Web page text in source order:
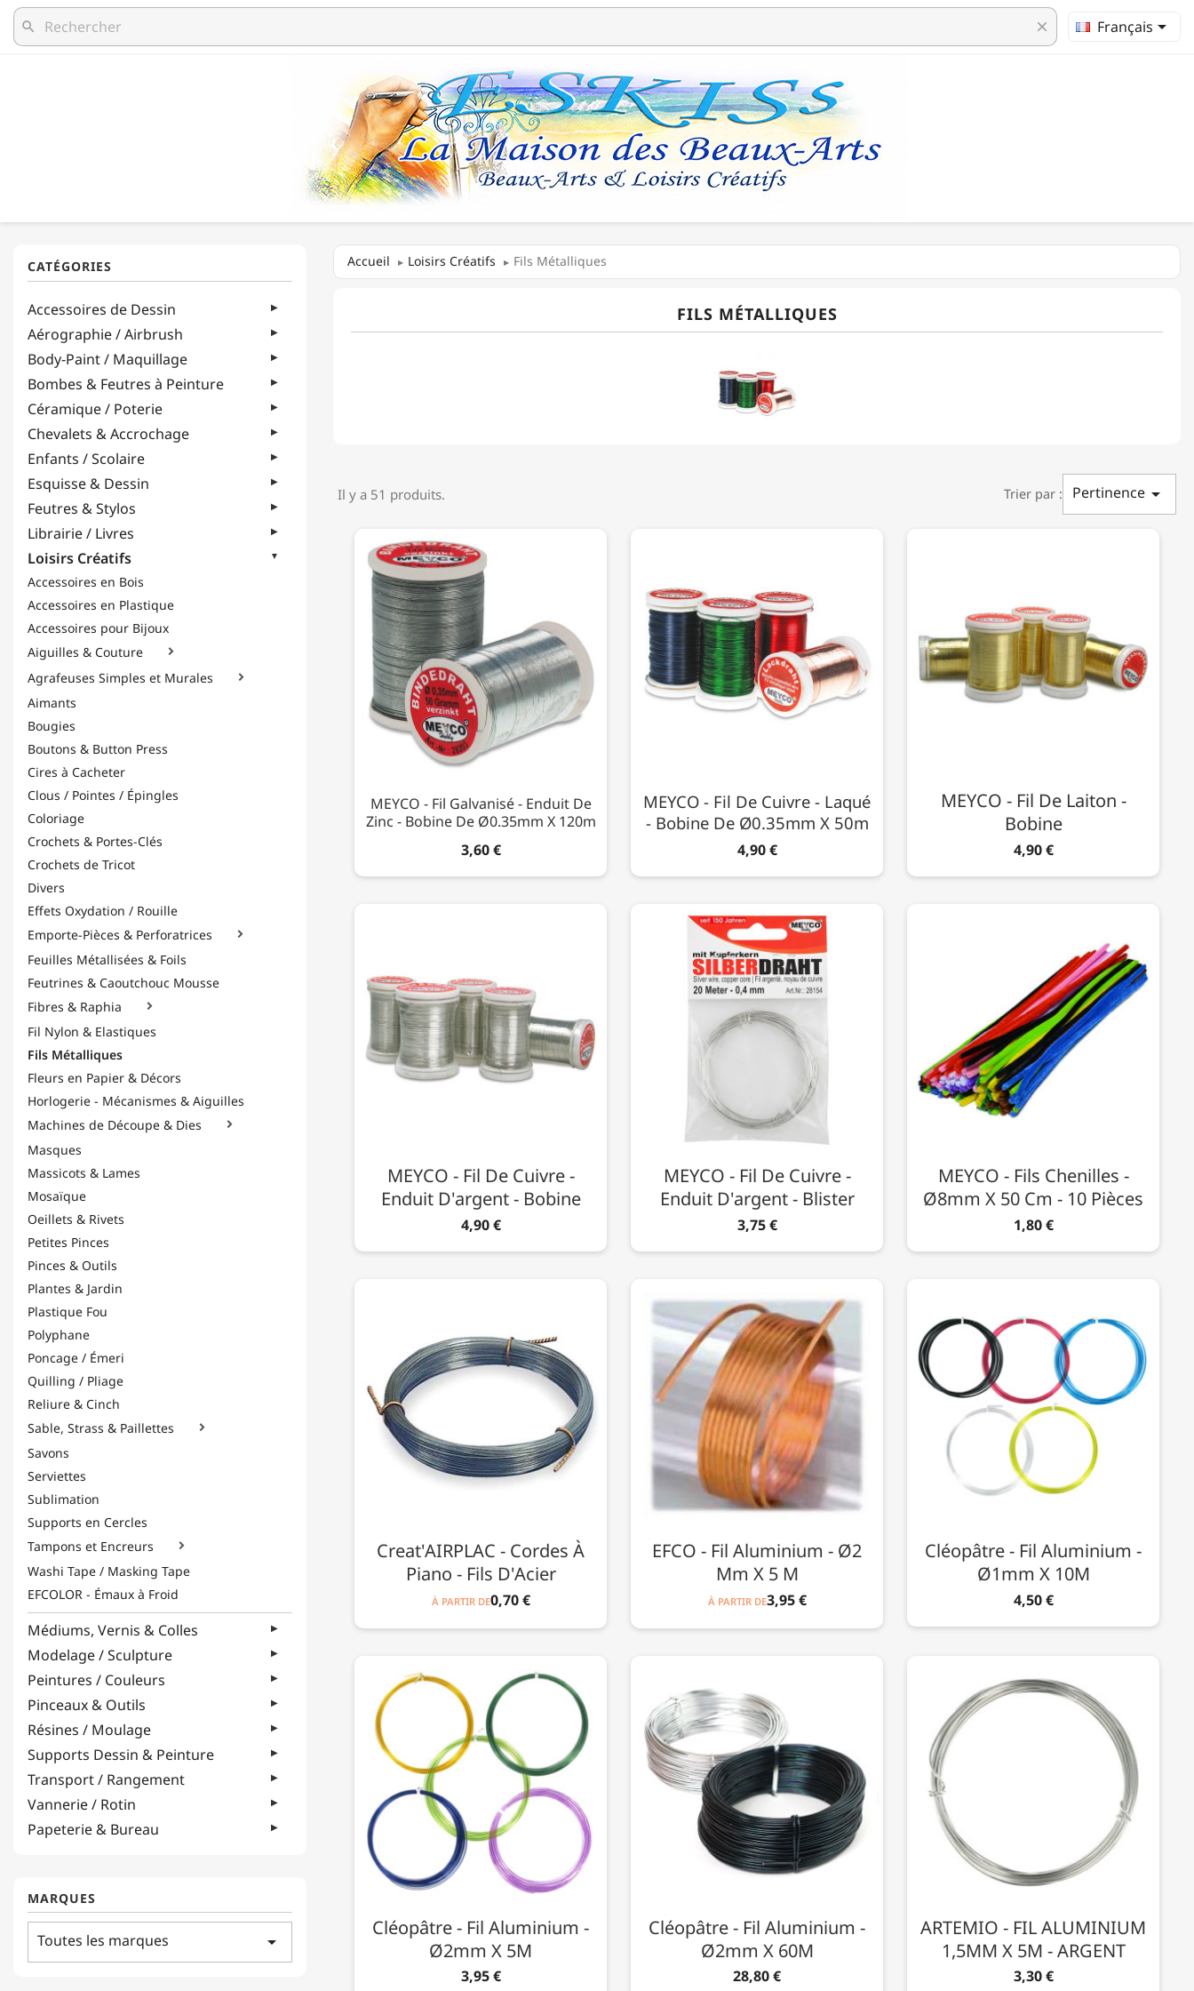
search clear Français
Accessoires de Dessin
Aérographie / Airbrush
Body-Paint / Maquillage
Bombes & Feutres à Peinture
Céramique / Poterie
Chevalets & Accrochage
Enfants / Scolaire
Esquisse & Dessin
Feutres & Stylos
Librairie / Livres
Loisirs Créatifs
Accessoires en Bois
Accessoires en Plastique
Accessoires pour Bijoux
Aiguilles & Couture

Agrafeuses Simples et Murales 
Aimants
Bougies
Boutons & Button Press
Cires à Cacheter
Clous / Pointes / Épingles
Coloriage
Crochets & Portes-Clés
Crochets de Tricot
Divers
Effets Oxydation / Rouille
Emporte-Pièces & Perforatrices

Feuilles Métallisées & Foils
Feutrines & Caoutchouc Mousse
Fibres & Raphia

Fil Nylon & Elastiques
Fils Métalliques
Fleurs en Papier & Décors
Horlogerie - Mécanismes & Aiguilles
Machines de Découpe & Dies

Masques
Massicots & Lames
Mosaïque
Oeillets & Rivets
Petites Pinces
Pinces & Outils
Plantes & Jardin
Plastique Fou
Polyphane
Poncage / Émeri
Quilling / Pliage
Reliure & Cinch
Sable, Strass & Paillettes

Savons
Serviettes
Sublimation
Supports en Cercles
Tampons et Encreurs

Washi Tape / Masking Tape
EFCOLOR - Émaux à Froid
Médiums, Vernis & Colles
Modelage / Sculpture
Peintures / Couleurs
Pinceaux & Outils
Résines / Moulage
Supports Dessin & Peinture
Transport / Rangement
Vannerie / Rotin
Papeterie & Bureau
MARQUES
Toutes les marques arrow_drop_down
Accueil Loisirs Créatifs Fils Métalliques
FILS MÉTALLIQUES
Il y a 51 produits. Trier par : Pertinence 
MEYCO - Fil Galvanisé - Enduit De
Zinc - Bobine De Ø0.35mm X 120m
3,60 €
MEYCO - Fil De Cuivre - Laqué
- Bobine De Ø0.35mm X 50m
4,90 €
MEYCO - Fil De Laiton -
Bobine
4,90 €
MEYCO - Fil De Cuivre -
Enduit D'argent - Bobine
4,90 €
MEYCO - Fil De Cuivre -
Enduit D'argent - Blister
3,75 €
MEYCO - Fils Chenilles -
Ø8mm X 50 Cm - 10 Pièces
1,80 €
Creat'AIRPLAC - Cordes À
Piano - Fils D'Acier
À PARTIR DE0,70 €
EFCO - Fil Aluminium - Ø2
Mm X 5 M
À PARTIR DE3,95 €
Cléopâtre - Fil Aluminium -
Ø1mm X 10M
4,50 €
Cléopâtre - Fil Aluminium -
Ø2mm X 5M
3,95 €
Cléopâtre - Fil Aluminium -
Ø2mm X 60M
28,80 €
ARTEMIO - FIL ALUMINIUM
1,5MM X 5M - ARGENT
3,30 €